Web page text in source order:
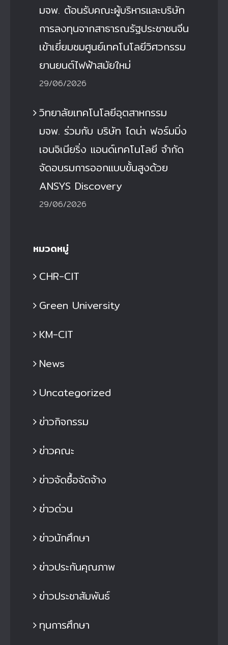
มจพ. ต้อนรับคณะผู้บริหารและบริษัท
การลงทุนจากสาธารณรัฐประชาชนจีน
เข้าเยี่ยมชมศูนย์เทคโนโลยีวิศวกรรม
ยานยนต์ไฟฟ้าสมัยใหม่
29/06/2026
วิทยาลัยเทคโนโลยีอุตสาหกรรม
มจพ. ร่วมกับ บริษัท ไดน่า ฟอร์มมิ่ง
เอนจิเนียริ่ง แอนด์เทคโนโลยี จำกัด
จัดอบรมการออกแบบขั้นสูงด้วย
ANSYS Discovery
29/06/2026
หมวดหมู่
CHR-CIT
Green University
KM-CIT
News
Uncategorized
ข่าวกิจกรรม
ข่าวคณะ
ข่าวจัดซื้อจัดจ้าง
ข่าวด่วน
ข่าวนักศึกษา
ข่าวประกันคุณภาพ
ข่าวประชาสัมพันธ์
ทุนการศึกษา